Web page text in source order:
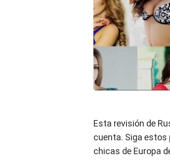
Esta revisión de
cuenta. Siga
chicas de Europa